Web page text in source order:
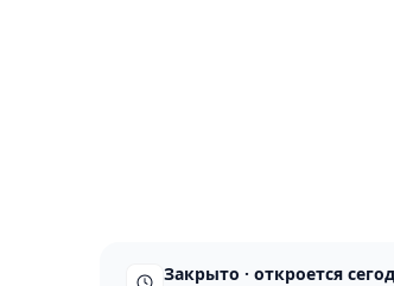
Закрыто · откроется